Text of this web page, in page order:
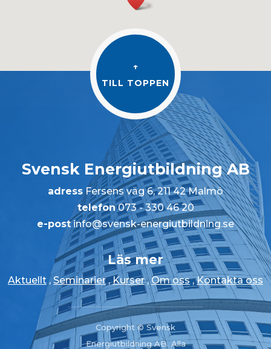
↑
TILL TOPPEN
Svensk Energiutbildning AB
adressFersens väg 6, 211 42 Malmö
telefon 073 - 330 46 20
e-postinfo@svensk-energiutbildning.se
Läs mer
Aktuellt, Seminarier,Kurser,Om oss,Kontakta oss
Copyright © Svensk
Energiutbildning AB. Alla